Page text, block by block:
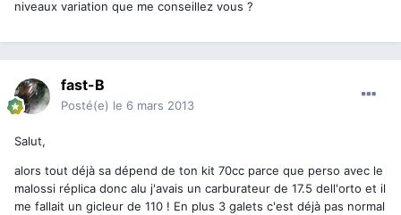
niveaux variation que me conseillez vous ?
fast-B
Posté(e) le 6 mars 2013
Salut,
alors tout déjà sa dépend de ton kit 70cc parce que perso avec le
malossi réplica donc alu j'avais un carburateur de 17.5 dell'orto et il
me fallait un gicleur de 110 ! En plus 3 galets c'est déjà pas normal